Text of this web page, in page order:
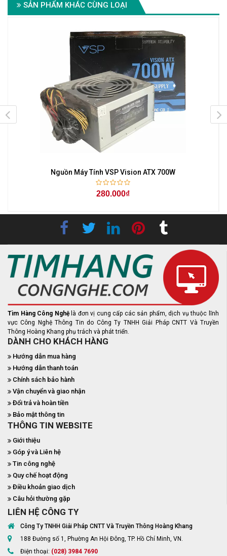
SẢN PHẨM KHÁC CÙNG LOẠI
Nguồn Máy Tính VSP Vision ATX 700W
280.000₫
Tìm Hàng Công Nghệ là đơn vị cung cấp các sản phẩm, dịch vụ thuộc lĩnh
vực Công Nghệ Thông Tin do Công Ty TNHH Giải Pháp CNTT Và Truyền
Thông Hoàng Khang phụ trách và phát triển.
DÀNH CHO KHÁCH HÀNG
Hướng dẫn mua hàng
Hướng dẫn thanh toán
Chính sách bảo hành
Vận chuyển và giao nhận
Đổi trả và hoàn tiền
Bảo mật thông tin
THÔNG TIN WEBSITE
Giới thiệu
Góp ý và Liên hệ
Tin công nghệ
Quy chế hoạt động
Điều khoản giao dịch
Câu hỏi thường gặp
LIÊN HỆ CÔNG TY
Công Ty TNHH Giải Pháp CNTT Và Truyền Thông Hoàng Khang
188 Đường số 1, Phường An Hội Đông, TP. Hồ Chí Minh, VN.
Điện thoại: (028) 3984 7690